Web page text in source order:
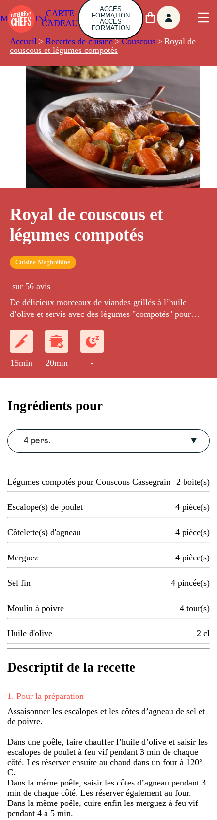
CARTE
CADEAU
ACCÈS
FORMATION
ACCÈS
FORMATION
Accueil > Recettes de cuisine > Couscous > Royal de
couscous et légumes compotés
Royal de couscous et
légumes compotés
Cuisine Maghrébine
sur 56 avis
De délicieux morceaux de viandes grillés à l’huile
d’olive et servis avec des légumes "compotés" pour
15min 20min -
Ingrédients pour
4 pers.
Légumes compotés pour Couscous Cassegrain 2 boite(s)
Escalope(s) de poulet 4 pièce(s)
Côtelette(s) d'agneau 4 pièce(s)
Merguez 4 pièce(s)
Sel fin 4 pincée(s)
Moulin à poivre 4 tour(s)
Huile d'olive 2 cl
Descriptif de la recette
1 . Pour la préparation
Assaisonner les escalopes et les côtes d’agneau de sel et
de poivre.
Dans une poêle, faire chauffer l’huile d’olive et saisir les
escalopes de poulet à feu vif pendant 3 min de chaque
côté. Les réserver ensuite au chaud dans un four à 120°
C.
Dans la même poêle, saisir les côtes d’agneau pendant 3
min de chaque côté. Les réserver également au four.
Dans la même poêle, cuire enfin les merguez à feu vif
pendant 4 à 5 min.